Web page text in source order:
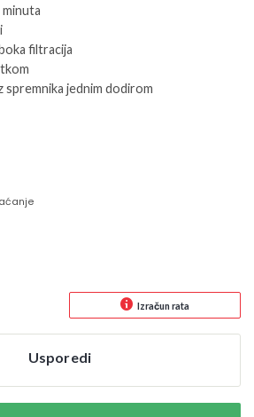
filtracija
spremnika jednim dodirom
Izračun rata
Usporedi